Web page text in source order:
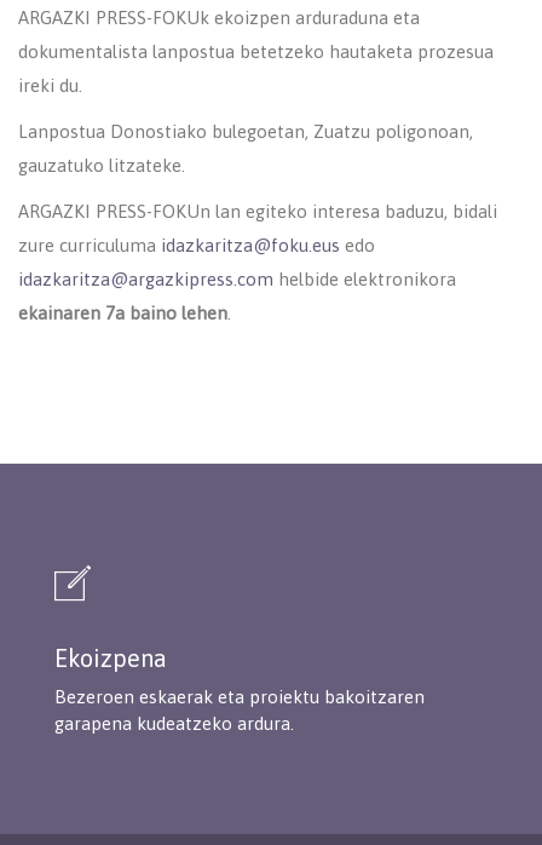
ARGAZKI PRESS-FOKUk ekoizpen arduraduna eta
dokumentalista lanpostua betetzeko hautaketa prozesua
ireki du.
Lanpostua Donostiako bulegoetan, Zuatzu poligonoan,
gauzatuko litzateke.
ARGAZKI PRESS-FOKUn lan egiteko interesa baduzu, bidali
zure curriculuma idazkaritza@foku.eus edo
idazkaritza@argazkipress.com helbide elektronikora
ekainaren 7a baino lehen
Ekoizpena
Bezeroen eskaerak eta proiektu bakoitzaren
garapena kudeatzeko ardura.